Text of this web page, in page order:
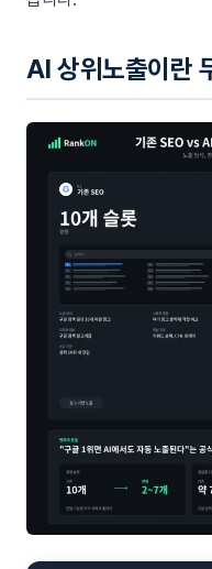
AI 상위노출이란